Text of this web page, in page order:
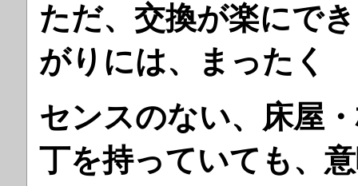
ただ、交換が楽にで
がりには、まったく
センスのない、床屋
丁を持っていても、